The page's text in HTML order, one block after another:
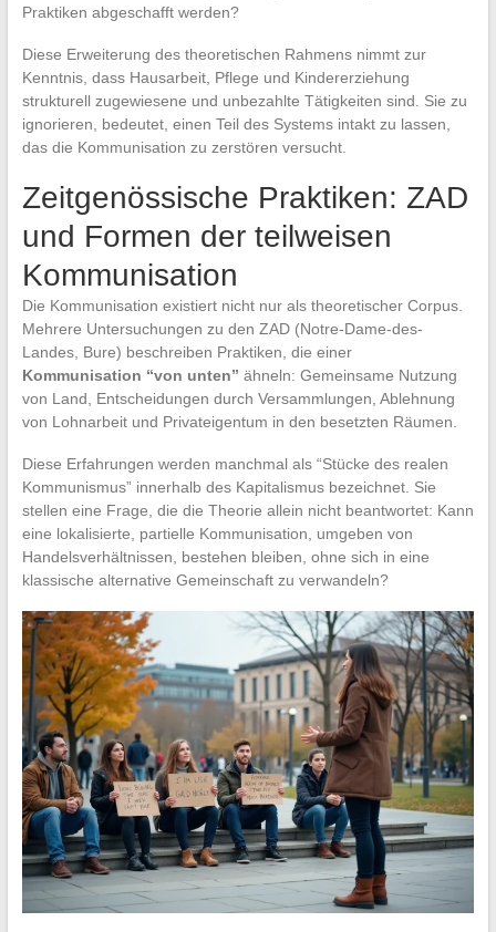
Praktiken abgeschafft werden?
Diese Erweiterung des theoretischen Rahmens nimmt zur
Kenntnis, dass Hausarbeit, Pflege und Kindererziehung
strukturell zugewiesene und unbezahlte Tätigkeiten sind. Sie zu
ignorieren, bedeutet, einen Teil des Systems intakt zu lassen,
das die Kommunisation zu zerstören versucht.
Zeitgenössische Praktiken: ZAD
und Formen der teilweisen
Kommunisation
Die Kommunisation existiert nicht nur als theoretischer Corpus.
Mehrere Untersuchungen zu den ZAD (Notre-Dame-des-
Landes, Bure) beschreiben Praktiken, die einer
Kommunisation “von unten” ähneln: Gemeinsame Nutzung
von Land, Entscheidungen durch Versammlungen, Ablehnung
von Lohnarbeit und Privateigentum in den besetzten Räumen.
Diese Erfahrungen werden manchmal als “Stücke des realen
Kommunismus” innerhalb des Kapitalismus bezeichnet. Sie
stellen eine Frage, die die Theorie allein nicht beantwortet: Kann
eine lokalisierte, partielle Kommunisation, umgeben von
Handelsverhältnissen, bestehen bleiben, ohne sich in eine
klassische alternative Gemeinschaft zu verwandeln?